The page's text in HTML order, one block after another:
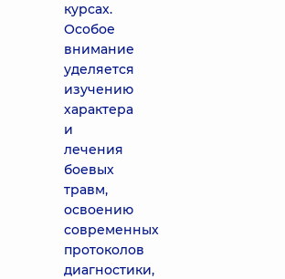
курсах.
Особое
внимание
уделяется
изучению
характера
и
лечения
боевых
травм,
освоению
современных
протоколов
диагностики,